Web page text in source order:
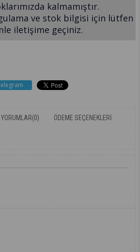
kalmamıştır.
ve stok bilgisi için lütfen
iletişime geçiniz.
YORUMLAR(0) ÖDEME SEÇENEKLERI